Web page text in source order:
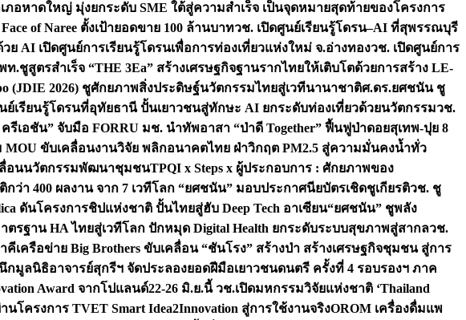
ภอหาดใหญ่ มุ่งยกระดับ SME ใต้สู่ความสำเร็จ เป็นจุดหมายสุดท้ายของโครงการ
of Naree ตั้งเป้ายอดขาย 100 ล้านบาทวช. เปิดศูนย์เรียนรู้โดรน–AI ที่สุพรรณบุรี
ย AI เปิดศูนย์การเรียนรู้โดรนเพื่อการท่องเที่ยวแห่งใหม่ จ.อ่างทองวช. เปิดศูนย์การ
ท.ชูสูตรสำเร็จ “THE 3Ea” สร้างเศรษฐกิจฐานรากไทยให้เติบโตด้วยการสร้าง LE-
(JDIE 2026) ชูศักยภาพสิ่งประดิษฐ์นวัตกรรมไทยสู่เวทีนานาชาติศ.ดร.ยศชนัน ชู
ย์เรียนรู้โดรนที่อุทัยธานี ปั้นเยาวชนสู่ทักษะ AI ยกระดับท่องเที่ยวด้วยนวัตกรรมวช.
รีเอชัน” จับมือ FORRU มช. นำทัพอาสา “ป่าดี Together” ฟื้นฟูป่าดอยสุเทพ-ปุย 8
ขับเคลื่อนงานวิจัย พลิกอนาคตไทย ฝ่าวิกฤต PM2.5 สู่ความมั่นคงน้ำทั่ว
ลื่อนนวัตกรรมพัฒนาชุมชนTPQI x Steps x ผู้ประกอบการ : ศักยภาพของ
ว่า 400 ผลงาน จาก 7 เวทีโลก “ยศชนัน” มอบประกาศนียบัตรเชิดชูเกียรติวช. ชู
ดันโครงการชิปแห่งชาติ ปั้นไทยสู่ฮับ Deep Tech อาเซียน“ยศชนัน” ชูพลัง
ตรฐาน HA ไทยสู่เวทีโลก ปักหมุด Digital Health ยกระดับระบบสุขภาพสู่สากลวช.
คีเครือข่าย Big Brothers ขับเคลื่อน “ชันโรง” สร้างป่า สร้างเศรษฐกิจชุมชน สู่การ
กมูลนิธิอาจารย์สุกรีฯ จัดประลองยอดฝีมือเยาวชนดนตรี ครั้งที่ 4 รอบรองฯ ภาค
Award จากโปแลนด์22-26 มิ.ย.นี้ วช.เปิดมหกรรมวิจัยแห่งชาติ ‘Thailand
โครงการ TVET Smart Idea2Innovation สู่การใช้งานจริงOROM เครื่องดื่มแพ